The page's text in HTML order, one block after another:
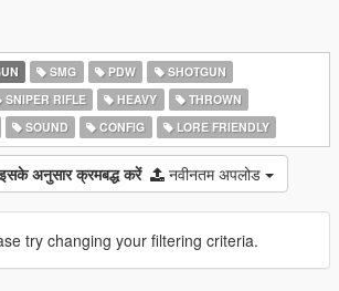
SMG PDW
SHOTGUN
SNIPER RIFLE HEAVY
THROWN
SOUND CONFIG LORE FRIENDLY
इसके अनुसार क्रमबद्ध करें नवीनतम अपलोड
try changing your filtering criteria.